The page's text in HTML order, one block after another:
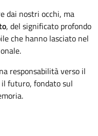
dai nostri occhi, ma
, del significato profondo
che hanno lasciato nel
responsabilità verso il
futuro, fondato sul